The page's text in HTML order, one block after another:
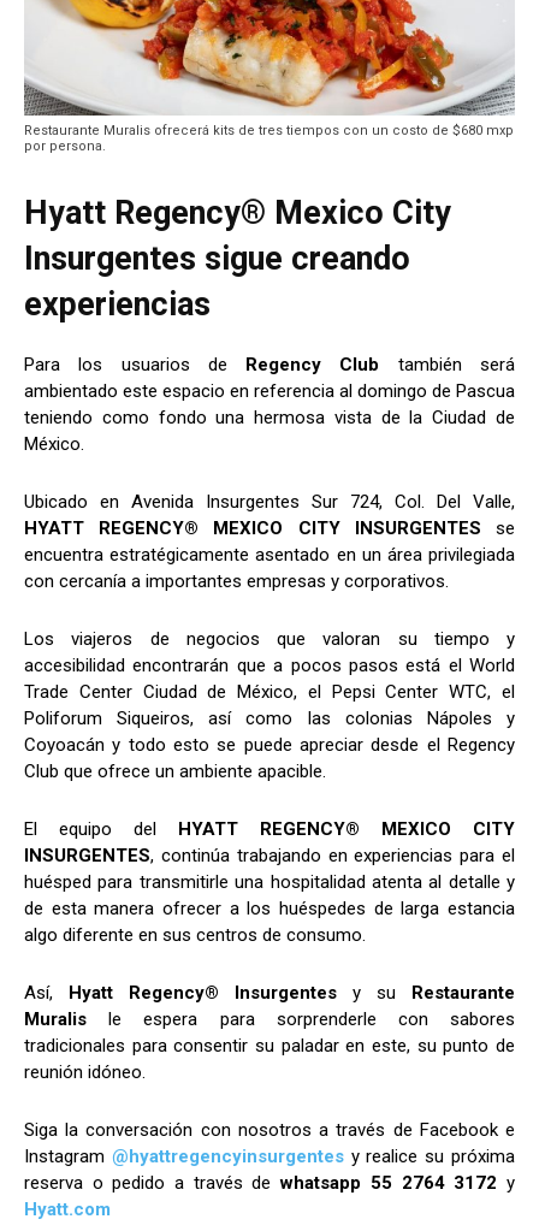
Restaurante Muralis ofrecerá kits de tres tiempos con un costo de $680 mxp
por persona.
Hyatt Regency® Mexico City
Insurgentes sigue creando
experiencias
Para los usuarios de Regency Club también será
ambientado este espacio en referencia al domingo de Pascua
teniendo como fondo una hermosa vista de la Ciudad de
México.
Ubicado en Avenida Insurgentes Sur 724, Col. Del Valle,
HYATT REGENCY® MEXICO CITY INSURGENTES se
encuentra estratégicamente asentado en un área privilegiada
con cercanía a importantes empresas y corporativos.
Los viajeros de negocios que valoran su tiempo y
accesibilidad encontrarán que a pocos pasos está el World
Trade Center Ciudad de México, el Pepsi Center WTC, el
Poliforum Siqueiros, así como las colonias Nápoles y
Coyoacán y todo esto se puede apreciar desde el Regency
Club que ofrece un ambiente apacible.
El equipo del HYATT REGENCY® MEXICO CITY
INSURGENTES, continúa trabajando en experiencias para el
huésped para transmitirle una hospitalidad atenta al detalle y
de esta manera ofrecer a los huéspedes de larga estancia
algo diferente en sus centros de consumo.
Así, Hyatt Regency® Insurgentes y su Restaurante
Muralis le espera para sorprenderle con sabores
tradicionales para consentir su paladar en este, su punto de
reunión idóneo.
Siga la conversación con nosotros a través de Facebook e
Instagram @hyattregencyinsurgentesy realice su próxima
reserva o pedido a través dewhatsapp 55 2764 3172 y
Hyatt.com